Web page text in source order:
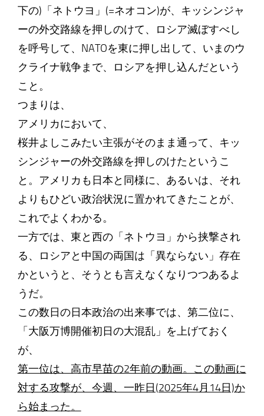
下の)「ネトウヨ」(=ネオコン)が、キッシンジャ
ーの外交路線を押しのけて、ロシア滅ぼすべし
を呼号して、NATOを東に押し出して、いまのウ
クライナ戦争まで、ロシアを押し込んだという
こと。
つまりは、
アメリカにおいて、
桜井よしこみたい主張がそのまま通って、キッ
シンジャーの外交路線を押しのけたというこ
と。アメリカも日本と同様に、あるいは、それ
よりもひどい政治状況に置かれてきたことが、
これでよくわかる。
一方では、東と西の「ネトウヨ」から挟撃され
る、ロシアと中国の両国は「異ならない」存在
かというと、そうとも言えなくなりつつあるよ
うだ。
この数日の日本政治の出来事では、第二位に、
「大阪万博開催初日の大混乱」を上げておく
が、
第一位は、高市早苗の2年前の動画。この動画に
対する攻撃が、今週、一昨日(2025年4月14日)か
ら始まった。